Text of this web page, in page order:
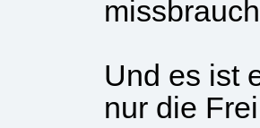
Und es ist
nur die